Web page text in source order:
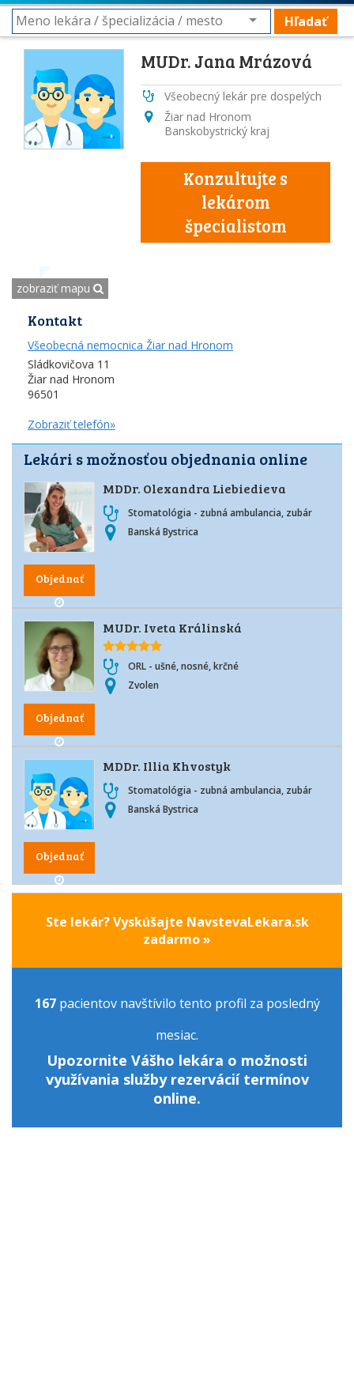
Hľadať
MUDr. Jana Mrázová
Všeobecný lekár pre dospelých
Žiar nad Hronom
Banskobystrický kraj
Konzultujte s
lekárom
špecialistom
zobraziť mapu
Kontakt
Všeobecná nemocnica Žiar nad Hronom
Sládkovičova 11
Žiar nad Hronom
96501
Zobraziť telefón»
Lekári s možnosťou objednania online
Objednať
MDDr. Olexandra Liebiedieva
Stomatológia - zubná ambulancia, zubár
Banská Bystrica
Objednať
MUDr. Iveta Králinská
ORL - ušné, nosné, krčné
Zvolen
Objednať
MDDr. Illia Khvostyk
Stomatológia - zubná ambulancia, zubár
Banská Bystrica
Ste lekár? Vyskúšajte NavstevaLekara.sk
zadarmo »
167pacientov navštívilo tento profil za posledný
mesiac.
Upozornite Vášho lekára o možnosti
využívania služby rezervácií termínov
online.